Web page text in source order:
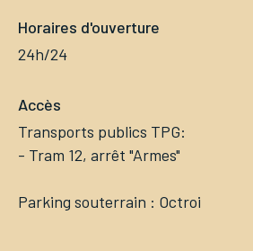
Horaires d'ouverture
24h/24
Accès
Transports publics TPG:
- Tram 12, arrêt "Armes"
Parking souterrain : Octroi